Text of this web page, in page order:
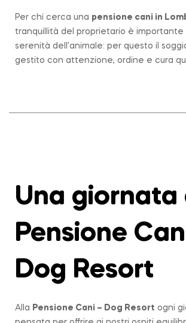
Per chi cerca una pensione cani in
tranquillità del proprietario è importante
serenità dell’animale: per questo il
gestito con attenzione, ordine e cura
Una giornata
Pensione
Dog Resort
Alla Pensione Cani – Dog Resort ogni